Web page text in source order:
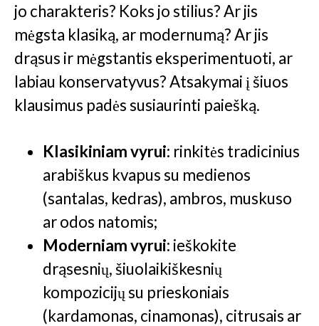
jo charakteris? Koks jo stilius? Ar jis
mėgsta klasiką, ar modernumą? Ar jis
drąsus ir mėgstantis eksperimentuoti, ar
labiau konservatyvus? Atsakymai į šiuos
klausimus padės susiaurinti paiešką.
Klasikiniam vyrui: rinkitės tradicinius
arabiškus kvapus su medienos
(santalas, kedras), ambros, muskuso
ar odos natomis;
Moderniam vyrui: ieškokite
drąsesnių, šiuolaikiškesnių
kompozicijų su prieskoniais
(kardamonas, cinamonas), citrusais ar